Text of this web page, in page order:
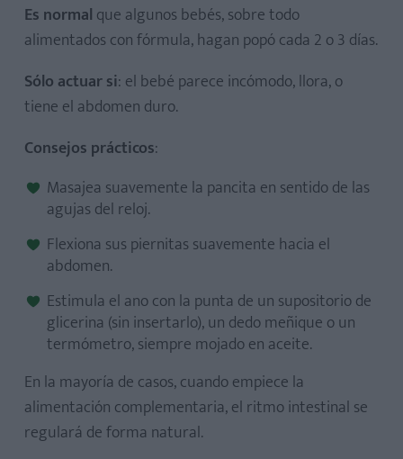
Es normal que algunos bebés, sobre todo
alimentados con fórmula, hagan popó cada 2 o 3 días.
Sólo actuar si: el bebé parece incómodo, llora, o
tiene el abdomen duro.
Consejos prácticos:
Masajea suavemente la pancita en sentido de las
agujas del reloj.
Flexiona sus piernitas suavemente hacia el
abdomen.
Estimula el ano con la punta de un supositorio de
glicerina (sin insertarlo), un dedo meñique o un
termómetro, siempre mojado en aceite.
En la mayoría de casos, cuando empiece la
alimentación complementaria, el ritmo intestinal se
regulará de forma natural.